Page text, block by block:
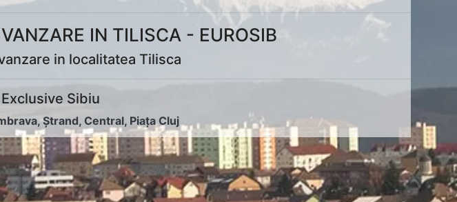
IN TILISCA - EUROSIB
in localitatea Tilisca
Sibiu
,Ștrand, Central, Piața Cluj